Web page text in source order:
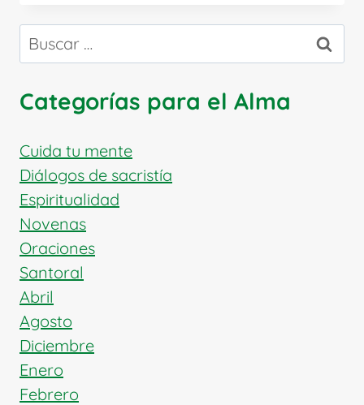
JERUSALÉN:
DE
IGLESIA
DEFENSOR
DE
LA
FE
Buscar:
Categorías para el Alma
Cuida tu mente
Diálogos de sacristía
Espiritualidad
Novenas
Oraciones
Santoral
Abril
Agosto
Diciembre
Enero
Febrero